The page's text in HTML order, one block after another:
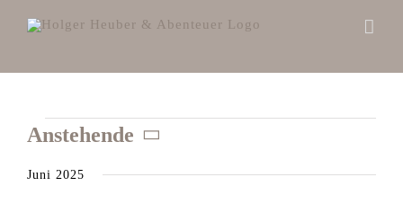
Inhalt
Veranstaltungen
Anstehende
wählen.
Juni 2025